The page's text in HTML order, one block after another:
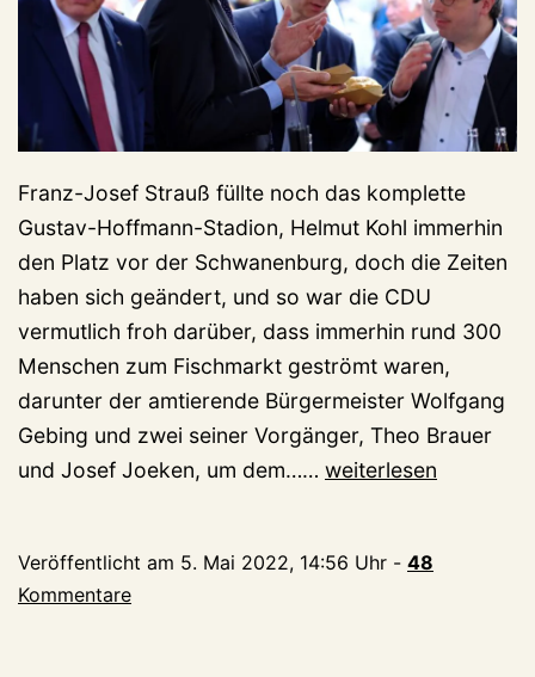
Franz-Josef Strauß füllte noch das komplette
Gustav-Hoffmann-Stadion, Helmut Kohl immerhin
den Platz vor der Schwanenburg, doch die Zeiten
haben sich geändert, und so war die CDU
vermutlich froh darüber, dass immerhin rund 300
Menschen zum Fischmarkt geströmt waren,
darunter der amtierende Bürgermeister Wolfgang
Gebing und zwei seiner Vorgänger, Theo Brauer
und Josef Joeken, um dem…… Vorgestern
Kleve
weiterlesen
Veröffentlicht am 5. Mai 2022, 14:56 Uhr - 48
Kommentare